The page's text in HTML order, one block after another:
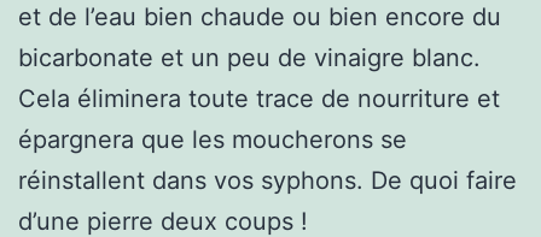
et de l’eau bien chaude ou bien encore du
bicarbonate et un peu de vinaigre blanc.
Cela éliminera toute trace de nourriture et
épargnera que les moucherons se
réinstallent dans vos syphons. De quoi faire
d’une pierre deux coups !